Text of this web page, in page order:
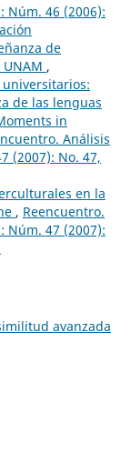
Núm. 46 (2006):
de
,
de las lenguas
in
Análisis
(2007): No. 47,
en la
, Reencuentro.
Núm. 47 (2007):
avanzada